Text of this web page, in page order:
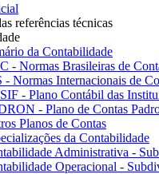
referências técnicas
da Contabilidade
- Normas Brasileiras de
- Normas Internacionais de
- Plano Contábil das
- Plano de Contas
Planos de Contas
da Contabilidade
Administrativa -
Operacional -